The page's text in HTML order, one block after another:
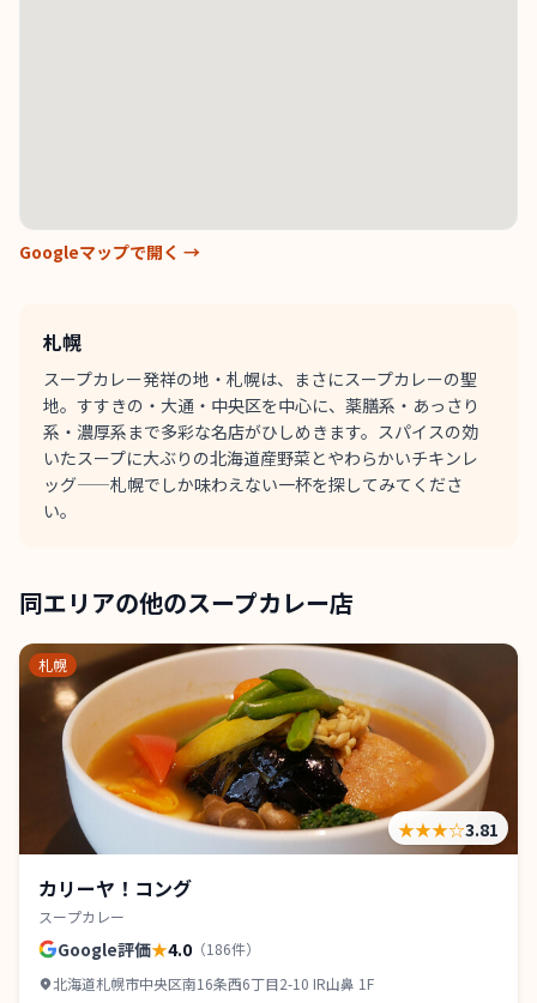
Googleマップで開く →
札幌
スープカレー発祥の地・札幌は、まさにスープカレーの聖
地。すすきの・大通・中央区を中心に、薬膳系・あっさり
系・濃厚系まで多彩な名店がひしめきます。スパイスの効
いたスープに大ぶりの北海道産野菜とやわらかいチキンレ
ッグ——札幌でしか味わえない一杯を探してみてくださ
い。
同エリアの他のスープカレー店
札幌
★★★☆3.81
カリーヤ！コング
スープカレー
Google評価★4.0 （186件）
北海道札幌市中央区南16条西6丁目2-10 IR山鼻 1F